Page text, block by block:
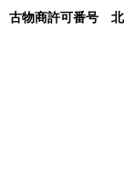
古物商許可番号 北